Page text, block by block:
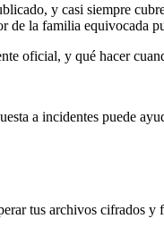
y casi siempre
la familia equivocada
oficial, y qué hacer
a incidentes puede
tus archivos cifrados y